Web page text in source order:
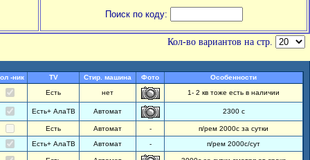
Поиск по коду:
Кол-во вариантов на стр.
-ник TV Стир. машина Фото
Особенности
Есть
нет 1- 2 кв тоже есть в наличии
Есть+ АлаТВ Автомат 2300 с
Есть Автомат -
п/рем 2000с за сутки
Есть+ АлаТВ
Автомат - п/рем 2000с/сут